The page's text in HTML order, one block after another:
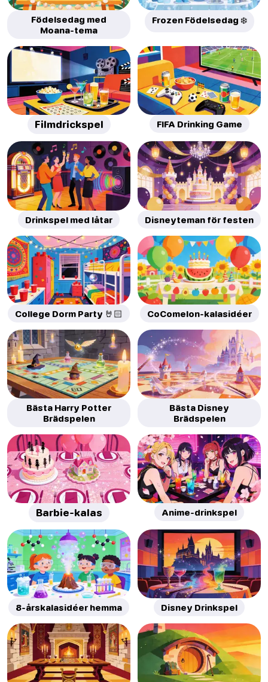
Födelsedag med
Moana-tema
Frozen Födelsedag ❄️
Filmdrickspel FIFA Drinking Game
Drinkspel med låtar Disneyteman för festen
College Dorm Party 🤘🏻 CoComelon-kalasidéer
Bästa Harry Potter
Brädspelen
Bästa Disney
Brädspelen
Barbie-kalas Anime-drinkspel
8-årskalasidéer hemma Disney Drinkspel